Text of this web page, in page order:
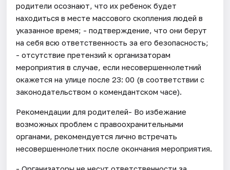
родители осознают, что их ребенок будет
находиться в месте массового скопления людей в
указанное время; - подтверждение, что они берут
на себя всю ответственность за его безопасность;
- отсутствие претензий к организаторам
мероприятия в случае, если несовершеннолетний
окажется на улице после 23: 00 (в соответствии с
законодательством о комендантском часе).
Рекомендации для родителей- Во избежание
возможных проблем с правоохранительными
органами, рекомендуется лично встречать
несовершеннолетних после окончания мероприятия.